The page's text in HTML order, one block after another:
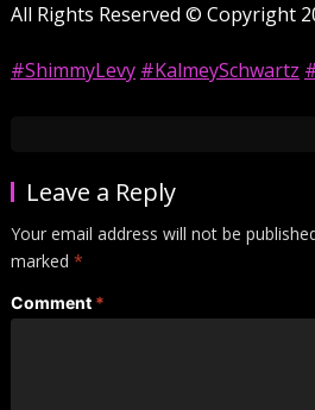
All Rights Reserved © Copyright
#ShimmyLevy #KalmeySchwartz
Leave a Reply
Your email address will not be
marked *
Comment *